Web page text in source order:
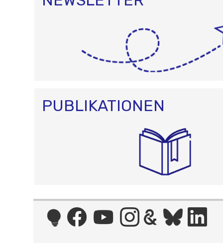
PUBLIKATIONEN